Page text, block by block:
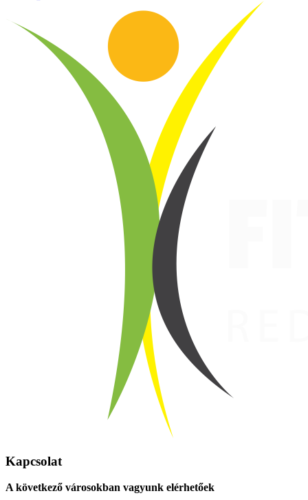
Kapcsolat
A következő városokban vagyunk elérhetőek